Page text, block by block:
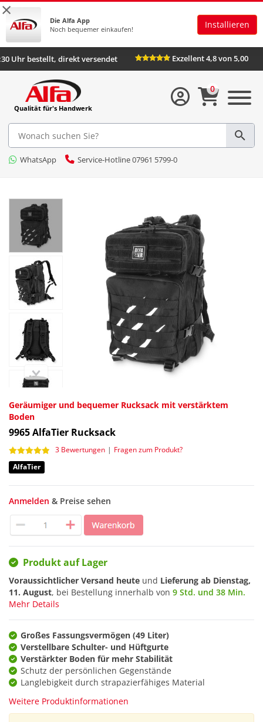
×
Die Alfa App
Noch bequemer einkaufen!
Installieren
Uhr bestellt, direkt versendet Exzellent 4,8 von 5,00
Qualität für's Handwerk
WhatsApp Service-Hotline 07961 5799-0
0
Geräumiger und bequemer Rucksack mit verstärktem
Boden
9965AlfaTier Rucksack
3 Bewertungen | Fragen zum Produkt?
AlfaTier
Anmelden & Preise sehen
Produkt auf Lager
Voraussichtlicher Versand heute und Lieferung ab Dienstag,
11. August, bei Bestellung innerhalb von 9 Std. und 38 Min.
Mehr Details
Großes Fassungsvermögen (49 Liter)
Verstellbare Schulter- und Hüftgurte
Verstärkter Boden für mehr Stabilität
Schutz der persönlichen Gegenstände
Langlebigkeit durch strapazierfähiges Material
Weitere Produktinformationen